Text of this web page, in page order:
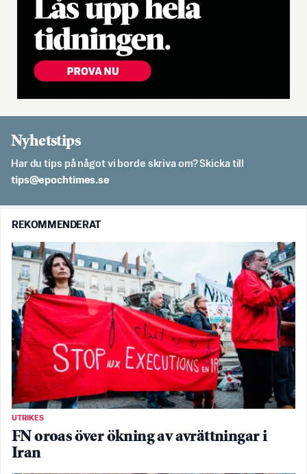
Nyhetstips
Har du tips på något vi borde skriva om? Skicka till
es.semithcope@spit
REKOMMENDERAT
UTRIKES
FN oroas över ökning av avrättningar i
Iran